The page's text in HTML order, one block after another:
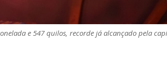
e 547 quilos, recorde já alcançado pela